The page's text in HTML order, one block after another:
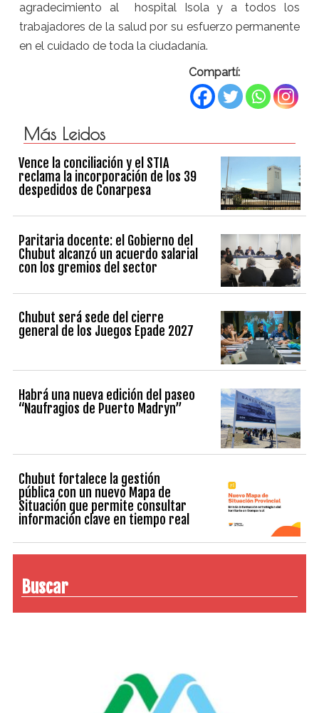
agradecimiento al hospital Isola y a todos los
trabajadores de la salud por su esfuerzo permanente
en el cuidado de toda la ciudadanía.
Compartí:
Más Leidos
Vence la conciliación y el STIA
reclama la incorporación de los 39
despedidos de Conarpesa
Paritaria docente: el Gobierno del
Chubut alcanzó un acuerdo salarial
con los gremios del sector
Chubut será sede del cierre
general de los Juegos Epade 2027
Habrá una nueva edición del paseo
“Naufragios de Puerto Madryn”
Chubut fortalece la gestión
pública con un nuevo Mapa de
Situación que permite consultar
información clave en tiempo real
Buscar